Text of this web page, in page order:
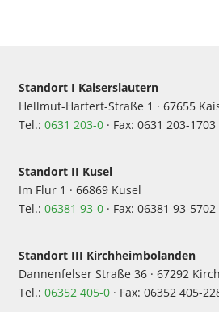
Standort I Kaiserslautern
Hellmut-Hartert-Straße 1 · 67655
Tel.: 0631 203-0 · Fax: 0631 203-1703
Standort II Kusel
Im Flur 1 · 66869 Kusel
Tel.: 06381 93-0 · Fax: 06381 93-5702
Standort III Kirchheimbolanden
Dannenfelser Straße 36 · 67292
Tel.: 06352 405-0 · Fax: 06352 405-